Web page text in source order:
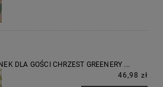
DLA GOŚCI CHRZEST GREENERY ...
46,98 zł